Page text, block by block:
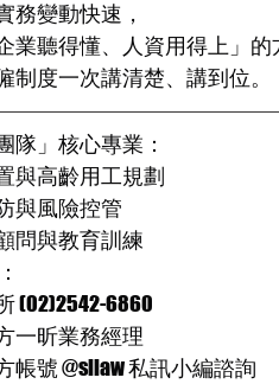
務變動快速，
業聽得懂、人資用得上」的
制度一次講清楚、講到位。
隊」核心專業：
與高齡用工規劃
與風險控管
問與教育訓練
(02)2542-6860
一昕業務經理
帳號 @sllaw 私訊小編諮詢